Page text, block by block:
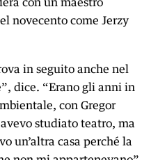
novecento come Jerzy
in seguito anche nel
dice. “Erano gli anni in
con Gregor
studiato teatro, ma
un’altra casa perché la